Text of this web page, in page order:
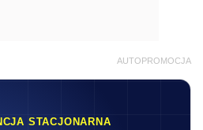
AUTOPROMOCJA
STACJONARNA